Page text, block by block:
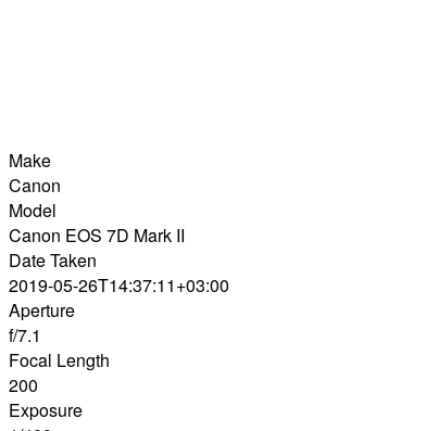
Make
Canon
Model
Canon EOS 7D Mark II
Date Taken
2019-05-26T14:37:11+03:00
Aperture
f/7.1
Focal Length
200
Exposure